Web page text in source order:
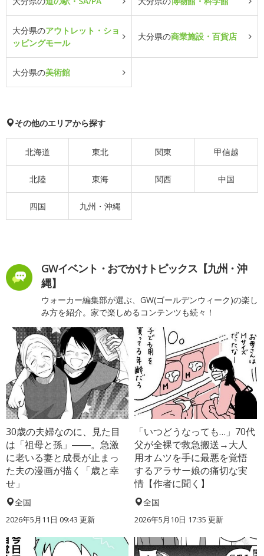
大分県のアウトレット・ショ
ッピングモール
大分県の商業施設・百貨店
大分県の美術館
その他のエリアから探す
北海道 東北 関東 甲信越
北陸 東海 関西 中国
四国 九州・沖縄
GWイベント・おでかけトピックス【九州・沖
縄】
ウォーカー編集部が選ぶ、GW(ゴールデンウィーク)の楽し
み方を紹介。家で楽しめるコンテンツも続々！
30歳の夫婦なのに、見た目
は「祖母と孫」――。急激
に老いる妻と成長が止まっ
た夫の漫画が描く「歳と幸
せ」
全国
2026年5月11日 09:43 更新
「いつどうなっても…」70代
父が全裸で救急搬送→大人
用オムツを手に最悪を覚悟
するアラサー娘の痛切な実
情【作者に聞く】
全国
2026年5月10日 17:35 更新